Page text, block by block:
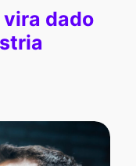
dado